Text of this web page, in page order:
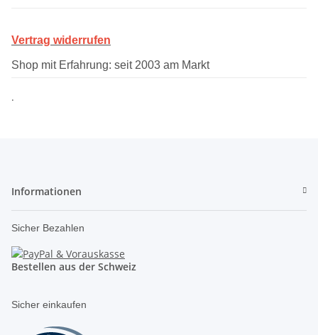
Vertrag widerrufen
Shop mit Erfahrung: seit 2003 am Markt
.
Informationen
Sicher Bezahlen
Bestellen aus der Schweiz
Sicher einkaufen